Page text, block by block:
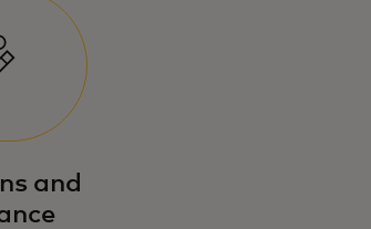
data-driven
threats to credit
and